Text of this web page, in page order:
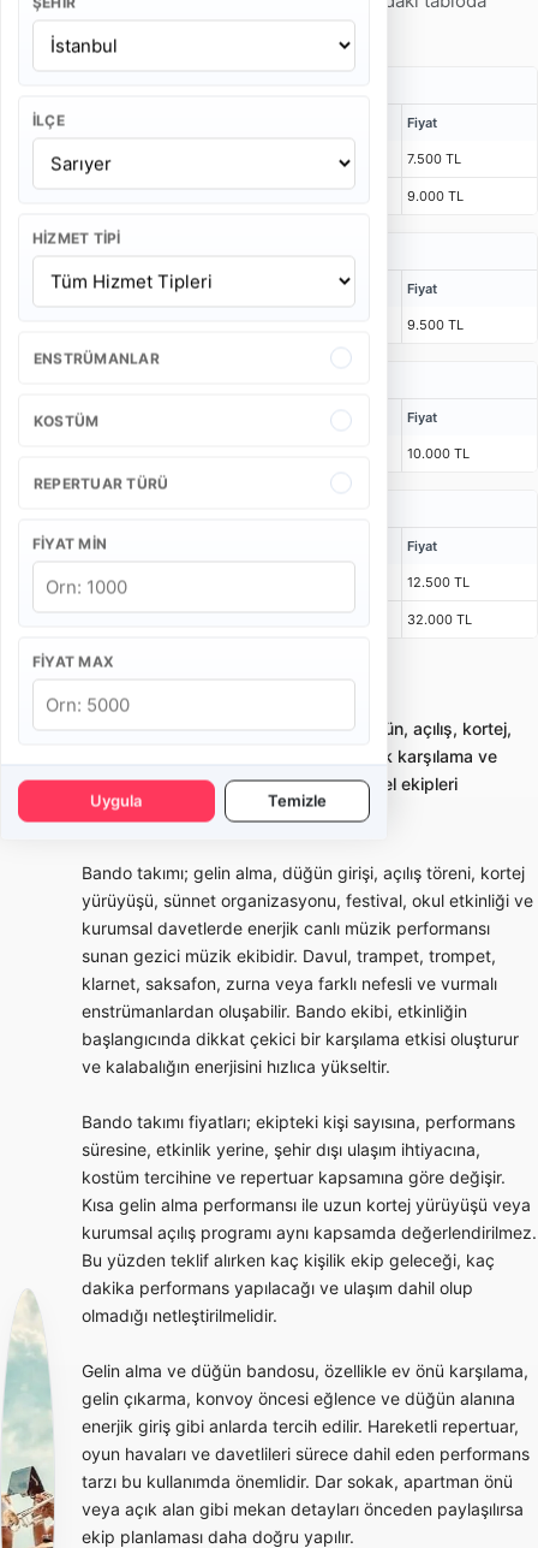
İLÇE
HIZMET TIPI
ENSTRÜMANLAR
KOSTÜM
REPERTUAR TÜRÜ
FIYAT MIN
FIYAT MAX
Uygula Temizle
inceleyebilirsiniz.
Fiyat
7.500 TL
9.000 TL
Bulunma Süresi Fiyat
9.500 TL
Fiyat
10.000 TL
Fiyat
12.500 TL
32.000 TL
İstanbul Sarıyer Bando Takımı
Bando takımı kiralama; gelin alma, düğün, açılış, kortej,
sünnet ve kurumsal etkinliklerde enerjik karşılama ve
yürüyüş performansı sunan profesyonel ekipleri
karşılaştırmayı sağlar.
Bando takımı; gelin alma, düğün girişi, açılış töreni, kortej
yürüyüşü, sünnet organizasyonu, festival, okul etkinliği ve
kurumsal davetlerde enerjik canlı müzik performansı
sunan gezici müzik ekibidir. Davul, trampet, trompet,
klarnet, saksafon, zurna veya farklı nefesli ve vurmalı
enstrümanlardan oluşabilir. Bando ekibi, etkinliğin
başlangıcında dikkat çekici bir karşılama etkisi oluşturur
ve kalabalığın enerjisini hızlıca yükseltir.
Bando takımı fiyatları; ekipteki kişi sayısına, performans
süresine, etkinlik yerine, şehir dışı ulaşım ihtiyacına,
kostüm tercihine ve repertuar kapsamına göre değişir.
Kısa gelin alma performansı ile uzun kortej yürüyüşü veya
kurumsal açılış programı aynı kapsamda değerlendirilmez.
Bu yüzden teklif alırken kaç kişilik ekip geleceği, kaç
dakika performans yapılacağı ve ulaşım dahil olup
olmadığı netleştirilmelidir.
Gelin alma ve düğün bandosu, özellikle ev önü karşılama,
gelin çıkarma, konvoy öncesi eğlence ve düğün alanına
enerjik giriş gibi anlarda tercih edilir. Hareketli repertuar,
oyun havaları ve davetlileri sürece dahil eden performans
tarzı bu kullanımda önemlidir. Dar sokak, apartman önü
veya açık alan gibi mekan detayları önceden paylaşılırsa
ekip planlaması daha doğru yapılır.